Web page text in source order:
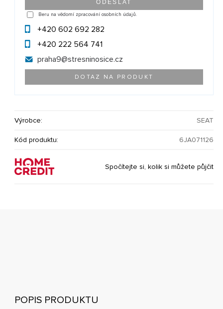
Beru na vědomí zpracování osobních údajů.
+420 602 692 282
+420 222 564 741
praha9@stresninosice.cz
DOTAZ NA PRODUKT
Výrobce: SEAT
Kód produktu: 6JA071126
Spočítejte si, kolik si můžete půjčit
POPIS PRODUKTU